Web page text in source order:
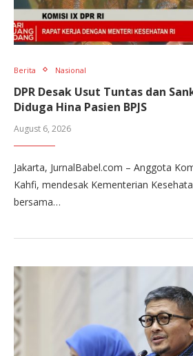
Berita Nasional
DPR Desak Usut Tuntas dan
Diduga Hina Pasien BPJS
August 6, 2026
Jakarta, JurnalBabel.com – Anggota
Kahfi, mendesak Kementerian
bersama…